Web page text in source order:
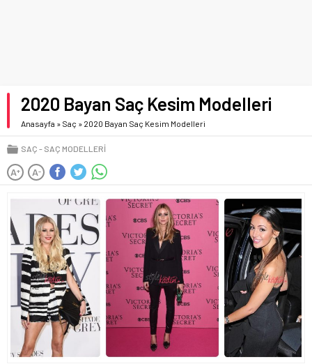
2020 Bayan Saç Kesim Modelleri
Anasayfa » Saç » 2020 Bayan Saç Kesim Modelleri
SAÇ SAÇ MODELLERI
A+ A-